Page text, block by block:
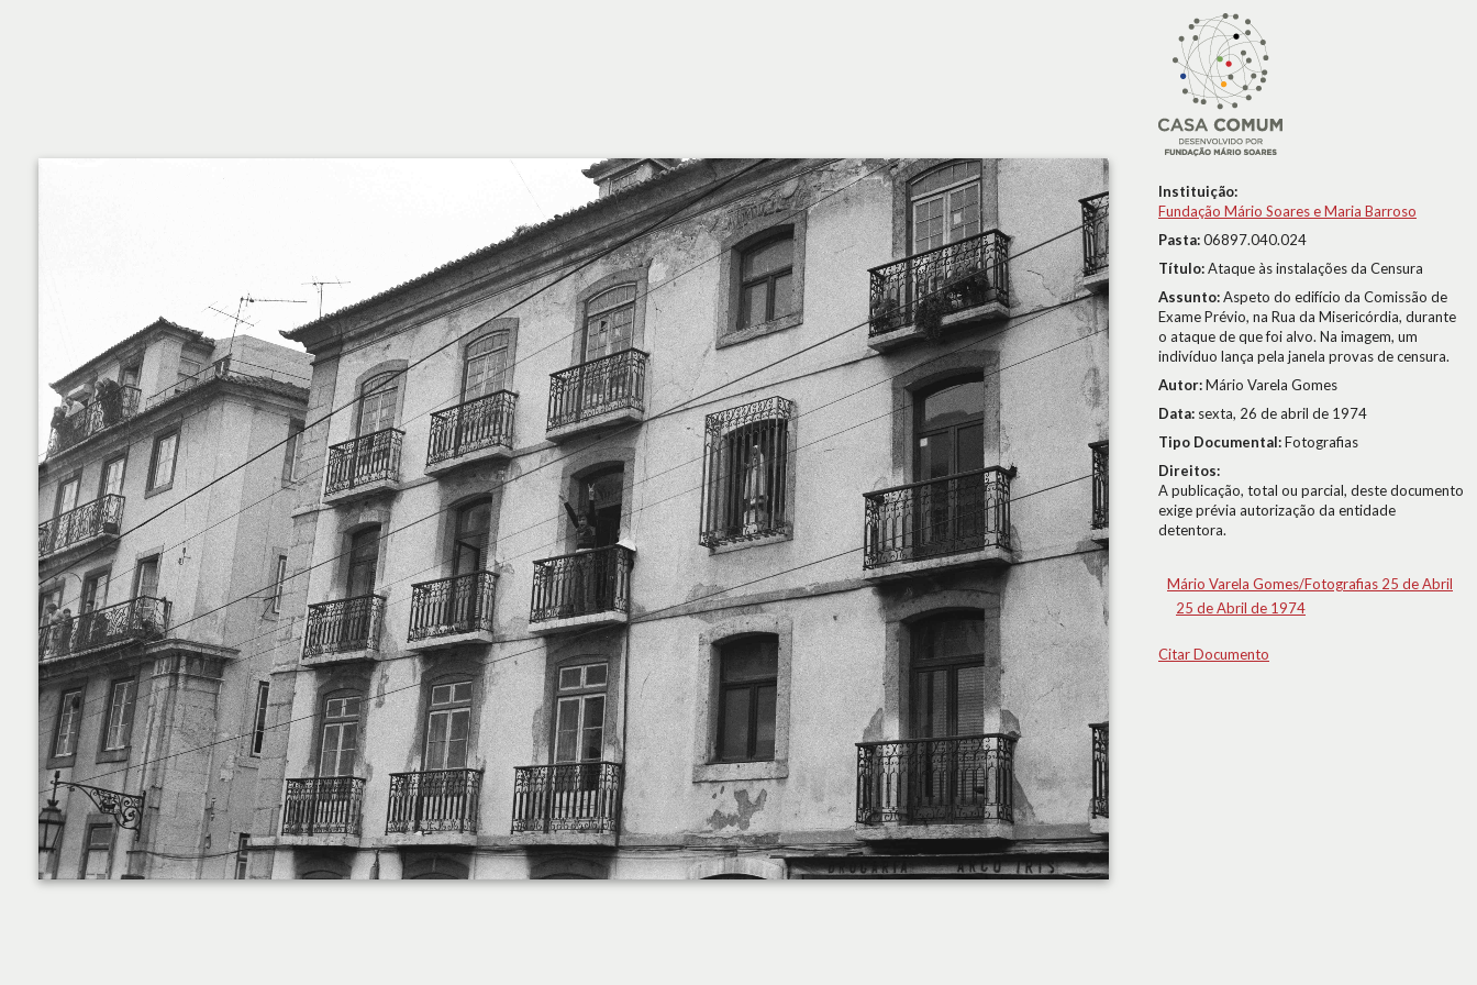
Instituição:
Fundação Mário Soares e Maria Barroso
Pasta:06897.040.024
Título:Ataque às instalações da Censura
Assunto:Aspeto do edifício da Comissão de
Exame Prévio, na Rua da Misericórdia, durante
o ataque de que foi alvo. Na imagem, um
indivíduo lança pela janela provas de censura.
Autor:Mário Varela Gomes
Data: sexta, 26 de abril de 1974
Tipo Documental:Fotografias
Direitos:
A publicação, total ou parcial, deste documento
exige prévia autorização da entidade
detentora.
Mário Varela Gomes/Fotografias 25 de Abril
25 de Abril de 1974
Citar Documento